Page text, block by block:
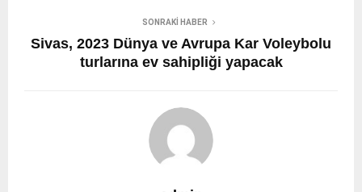
SONRAKI HABER
Sivas, 2023 Dünya ve Avrupa Kar Voleybolu
turlarına ev sahipliği yapacak